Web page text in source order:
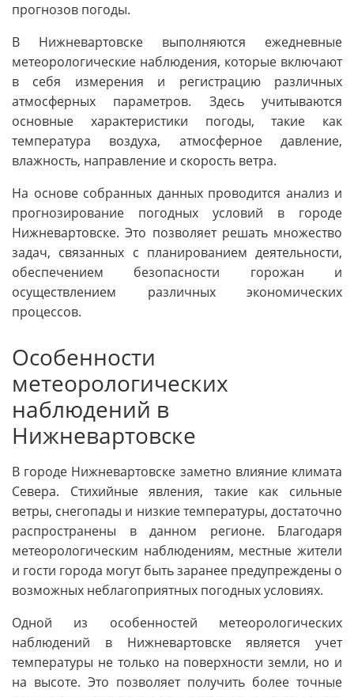
прогнозов погоды.
В Нижневартовске выполняются ежедневные
метеорологические наблюдения, которые включают
в себя измерения и регистрацию различных
атмосферных параметров. Здесь учитываются
основные характеристики погоды, такие как
температура воздуха, атмосферное давление,
влажность, направление и скорость ветра.
На основе собранных данных проводится анализ и
прогнозирование погодных условий в городе
Нижневартовске. Это позволяет решать множество
задач, связанных с планированием деятельности,
обеспечением безопасности горожан и
осуществлением различных экономических
процессов.
Особенности
метеорологических
наблюдений в
Нижневартовске
В городе Нижневартовске заметно влияние климата
Севера. Стихийные явления, такие как сильные
ветры, снегопады и низкие температуры, достаточно
распространены в данном регионе. Благодаря
метеорологическим наблюдениям, местные жители
и гости города могут быть заранее предупреждены о
возможных неблагоприятных погодных условиях.
Одной из особенностей метеорологических
наблюдений в Нижневартовске является учет
температуры не только на поверхности земли, но и
на высоте. Это позволяет получить более точные